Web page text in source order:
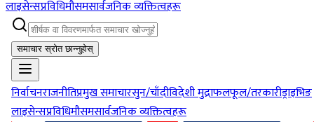
लाइसेन्सप्रविधिमौसमसार्वजनिक व्यक्तित्वहरू
समाचार स्रोत छान्नुहोस्
निर्वाचनराजनीतिप्रमुख समाचारसुन/चाँदीविदेशी मुद्राफलफूल/तरकारीड्राइभिङ
लाइसेन्सप्रविधिमौसमसार्वजनिक व्यक्तित्वहरू